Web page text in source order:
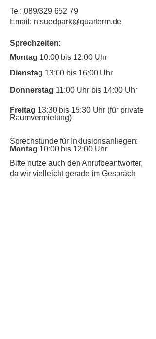
Tel: 089/329 652 79
Email: ntsuedpark@quarterm.de
Sprechzeiten:
Montag 10:00 bis 12:00 Uhr
Dienstag 13:00 bis 16:00 Uhr
Donnerstag 11:00 Uhr bis 14:00 Uhr
Freitag 13:30 bis 15:30 Uhr (für private
Raumvermietung)
Sprechstunde für Inklusionsanliegen:
Montag 10:00 bis 12:00 Uhr
​Bitte nutze auch den Anrufbeantworter,
da wir vielleicht gerade im Gespräch